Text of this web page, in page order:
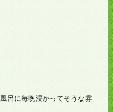
呂に毎晩浸かってそうな雰